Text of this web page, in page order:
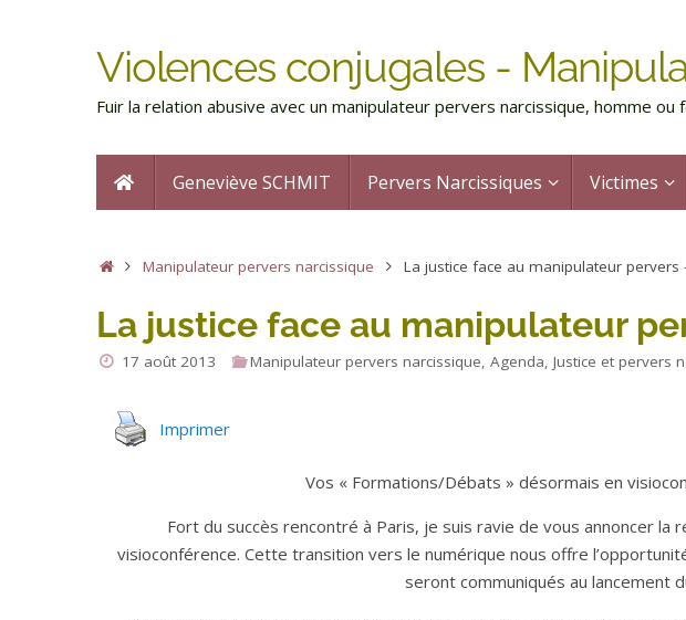
Violences conjugales -
Fuir la relation abusive avec un manipulateur pervers narcissique, homme
Geneviève SCHMIT Pervers Narcissiques Victimes
Manipulateur pervers narcissique La justice face au manipulateur pervers
La justice face au manipulateur
17 août 2013 Manipulateur pervers narcissique ,Agenda ,Justice et pervers
Imprimer
Vos « Formations/Débats » désormais en
Fort du succès rencontré à Paris, je suis ravie de vous annoncer la
visioconférence. Cette transition vers le numérique nous offre
seront communiqués au lancement